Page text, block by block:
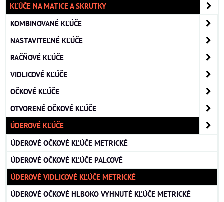
KĽÚČE NA MATICE A SKRUTKY
KOMBINOVANÉ KĽÚČE
NASTAVITEĽNÉ KĽÚČE
RAČŇOVÉ KĽÚČE
VIDLICOVÉ KĽÚČE
OČKOVÉ KĽÚČE
OTVORENÉ OČKOVÉ KĽÚČE
ÚDEROVÉ KĽÚČE
ÚDEROVÉ OČKOVÉ KĽÚČE METRICKÉ
ÚDEROVÉ OČKOVÉ KĽÚČE PALCOVÉ
ÚDEROVÉ VIDLICOVÉ KĽÚČE METRICKÉ
ÚDEROVÉ OČKOVÉ HLBOKO VYHNUTÉ KĽÚČE METRICKÉ